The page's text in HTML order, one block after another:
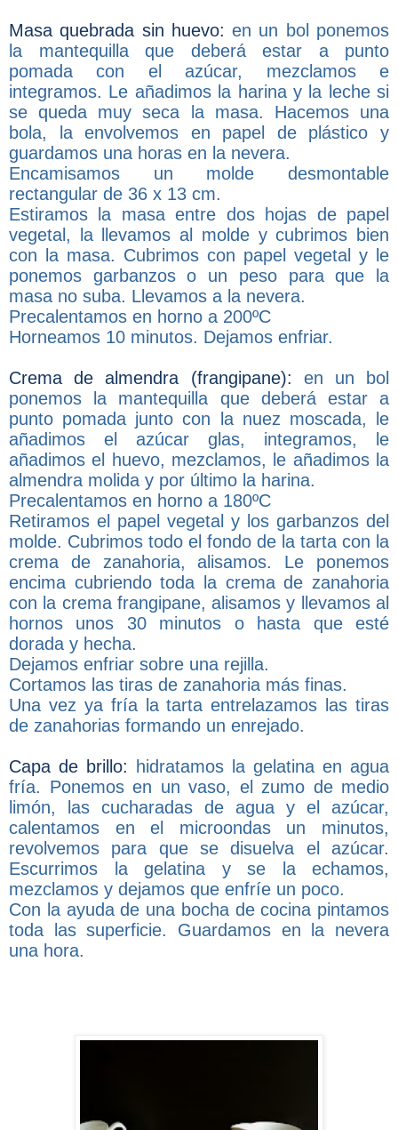
Masa quebrada sin huevo: en un bol ponemos
la mantequilla que deberá estar a punto
pomada con el azúcar, mezclamos e
integramos. Le añadimos la harina y la leche si
se queda muy seca la masa. Hacemos una
bola, la envolvemos en papel de plástico y
guardamos una horas en la nevera.
Encamisamos un molde desmontable
rectangular de 36 x 13 cm.
Estiramos la masa entre dos hojas de papel
vegetal, la llevamos al molde y cubrimos bien
con la masa. Cubrimos con papel vegetal y le
ponemos garbanzos o un peso para que la
masa no suba. Llevamos a la nevera.
Precalentamos en horno a 200ºC
Horneamos 10 minutos. Dejamos enfriar.
Crema de almendra (frangipane): en un bol
ponemos la mantequilla que deberá estar a
punto pomada junto con la nuez moscada, le
añadimos el azúcar glas, integramos, le
añadimos el huevo, mezclamos, le añadimos la
almendra molida y por último la harina.
Precalentamos en horno a 180ºC
Retiramos el papel vegetal y los garbanzos del
molde. Cubrimos todo el fondo de la tarta con la
crema de zanahoria, alisamos. Le ponemos
encima cubriendo toda la crema de zanahoria
con la crema frangipane, alisamos y llevamos al
hornos unos 30 minutos o hasta que esté
dorada y hecha.
Dejamos enfriar sobre una rejilla.
Cortamos las tiras de zanahoria más finas.
Una vez ya fría la tarta entrelazamos las tiras
de zanahorias formando un enrejado.
Capa de brillo: hidratamos la gelatina en agua
fría. Ponemos en un vaso, el zumo de medio
limón, las cucharadas de agua y el azúcar,
calentamos en el microondas un minutos,
revolvemos para que se disuelva el azúcar.
Escurrimos la gelatina y se la echamos,
mezclamos y dejamos que enfríe un poco.
Con la ayuda de una bocha de cocina pintamos
toda las superficie. Guardamos en la nevera
una hora.